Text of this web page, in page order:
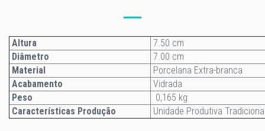
Altura
7.50 cm
Diâmetro
7.00 cm
Material
Porcelana Extra-branca
Acabamento
Vidrada
Peso
0,165 kg
Características Produção
Unidade Produtiva